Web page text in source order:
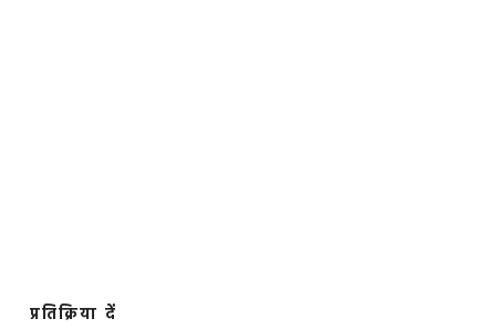
प्रतिक्रिया दें